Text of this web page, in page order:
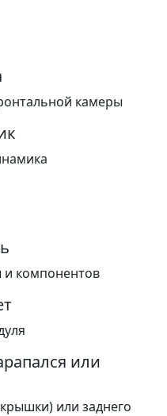
камеры
и компонентов
или
или заднего